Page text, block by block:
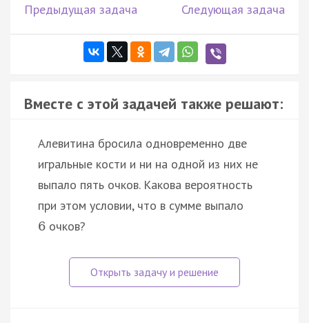
Предыдущая задача Следующая задача
Вместе с этой задачей также решают:
Алевитина бросила одновременно две
игральные кости и ни на одной из них не
выпало пять очков. Какова вероятность
при этом условии, что в сумме выпало
6 очков?